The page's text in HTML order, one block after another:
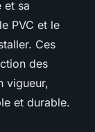
et sa
PVC et le
Ces
des
vigueur,
et durable.